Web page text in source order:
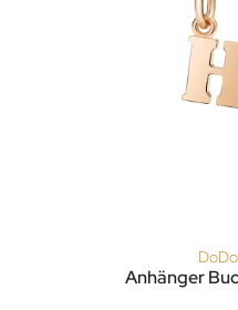
DoDo
Anhänger